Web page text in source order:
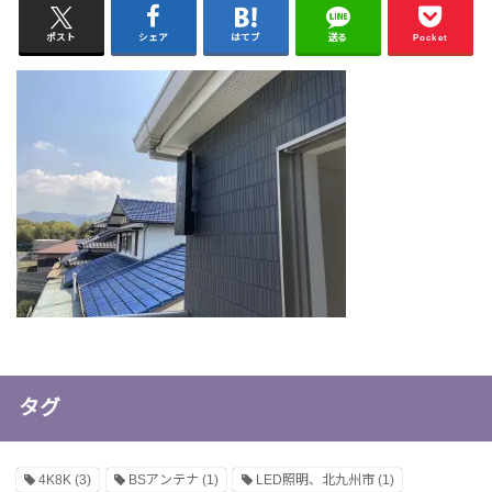
ポスト シェア はてブ 送る Pocket
タグ
4K8K (3) BSアンテナ(1) LED照明、北九州市(1)